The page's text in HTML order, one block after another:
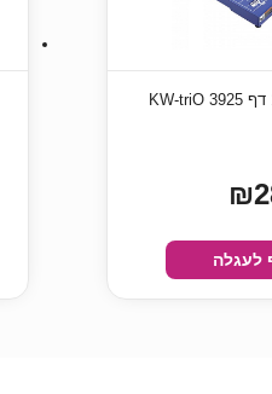
גיליוטינת סכין 15 דף KW-triO 3925
לעגלה